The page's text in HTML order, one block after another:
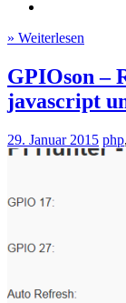
» Weiterlesen
GPIOson –
javascript
29. Januar 2015 php,